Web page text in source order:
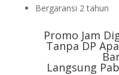
Bergaransi 2 tahun
Promo Jam
Tanpa DP
Langsung